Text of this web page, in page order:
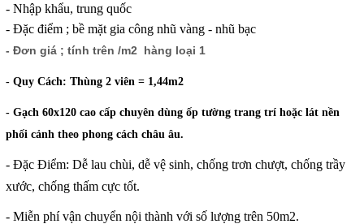
- Nhập khẩu, trung quốc
- Đặc điểm ; bề mặt gia công nhũ vàng - nhũ bạc
- Đơn giá ; tính trên /m2 hàng loại 1
- Quy Cách: Thùng 2 viên = 1,44m2
- Gạch 60x120 cao cấp chuyên dùng ốp tường trang trí hoặc lát nền
phối cảnh theo phong cách châu âu.
- Đặc Điểm: Dễ lau chùi, dễ vệ sinh, chống trơn chượt, chống trầy
xước, chống thấm cực tốt.
- Miễn phí vận chuyển nội thành với số lượng trên 50m2.